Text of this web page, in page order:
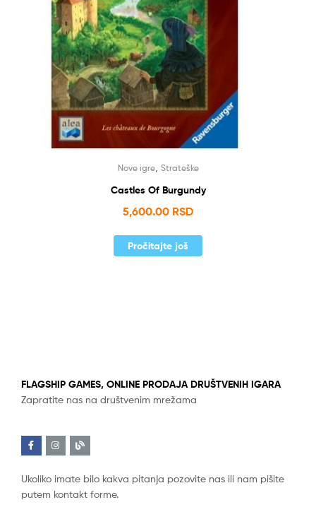
Nove igre, Strateške
Castles Of Burgundy
5,600.00 RSD
Pročitajte još
FLAGSHIP GAMES, ONLINE PRODAJA DRUŠTVENIH IGARA
Zapratite nas na društvenim mrežama
Ukoliko imate bilo kakva pitanja pozovite nas ili nam pišite
putem kontakt forme.